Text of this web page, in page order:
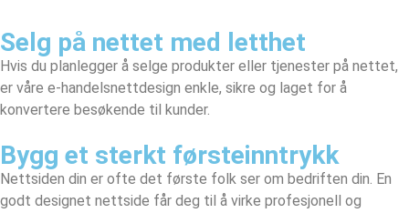
Selg på nettet med letthet
Hvis du planlegger å selge produkter eller tjenester på nettet,
er våre e-handelsnettdesign enkle, sikre og laget for å
konvertere besøkende til kunder.
Bygg et sterkt førsteinntrykk
Nettsiden din er ofte det første folk ser om bedriften din. En
godt designet nettside får deg til å virke profesjonell og